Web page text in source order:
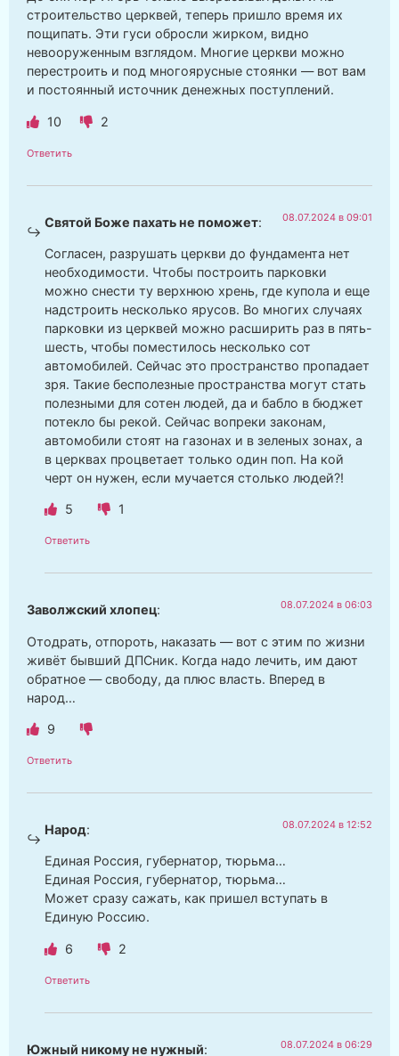
строительство церквей, теперь пришло время их
пощипать. Эти гуси обросли жирком, видно
невооруженным взглядом. Многие церкви можно
перестроить и под многоярусные стоянки — вот вам
и постоянный источник денежных поступлений.
10 2
Ответить
Святой Боже пахать не поможет: 08.07.2024 в 09:01
Согласен, разрушать церкви до фундамента нет
необходимости. Чтобы построить парковки
можно снести ту верхнюю хрень, где купола и еще
надстроить несколько ярусов. Во многих случаях
парковки из церквей можно расширить раз в пять-
шесть, чтобы поместилось несколько сот
автомобилей. Сейчас это пространство пропадает
зря. Такие бесполезные пространства могут стать
полезными для сотен людей, да и бабло в бюджет
потекло бы рекой. Сейчас вопреки законам,
автомобили стоят на газонах и в зеленых зонах, а
в церквах процветает только один поп. На кой
черт он нужен, если мучается столько людей?!
5 1
Ответить
Заволжский хлопец: 08.07.2024 в 06:03
Отодрать, отпороть, наказать — вот с этим по жизни
живёт бывший ДПСник. Когда надо лечить, им дают
обратное — свободу, да плюс власть. Вперед в
народ…
9
Ответить
Народ: 08.07.2024 в 12:52
Единая Россия, губернатор, тюрьма…
Единая Россия, губернатор, тюрьма…
Может сразу сажать, как пришел вступать в
Единую Россию.
6 2
Ответить
Южный никому не нужный: 08.07.2024 в 06:29